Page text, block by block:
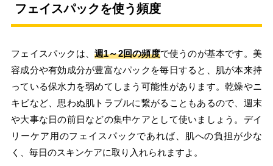
フェイスパックを使う頻度
フェイスパックは、週1～2回の頻度で使うのが基本です。美
容成分や有効成分が豊富なパックを毎日すると、肌が本来持
っている保水力を弱めてしまう可能性があります。乾燥やニ
キビなど、思わぬ肌トラブルに繋がることもあるので、週末
や大事な日の前日などの集中ケアとして使いましょう。デイ
リーケア用のフェイスパックであれば、肌への負担が少な
く、毎日のスキンケアに取り入れられますよ。